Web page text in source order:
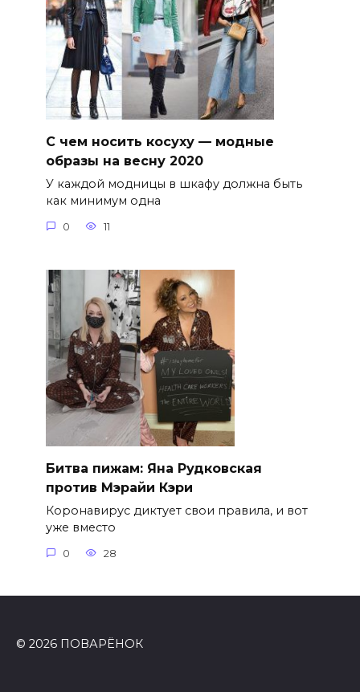
С чем носить косуху — модные
образы на весну 2020
У каждой модницы в шкафу должна быть
как минимум одна
0 11
Битва пижам: Яна Рудковская
против Мэрайи Кэри
Коронавирус диктует свои правила, и вот
уже вместо
0 28
© 2026 ПОВАРЁНОК